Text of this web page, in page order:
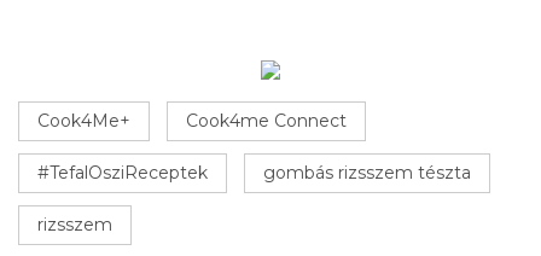
Cook4Me+ Cook4me Connect
#TefalOsziReceptek gombás rizsszem tészta
rizsszem